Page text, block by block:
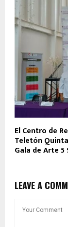
El Centro de
Teletón
Gala de Arte
LEAVE A